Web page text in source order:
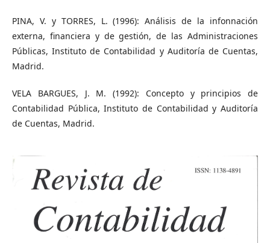
PINA, V. y TORRES, L. (1996): Análisis de la infonnación
externa, financiera y de gestión, de las Administraciones
Públicas, Instituto de Contabilidad y Auditoría de Cuentas,
Madrid.
VELA BARGUES, J. M. (1992): Concepto y principios de
Contabilidad Pública, Instituto de Contabilidad y Auditoría
de Cuentas, Madrid.